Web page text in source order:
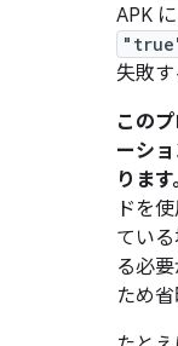
APK
失敗す
この
ーシ
ります。
ドを
ている
る必
ため省